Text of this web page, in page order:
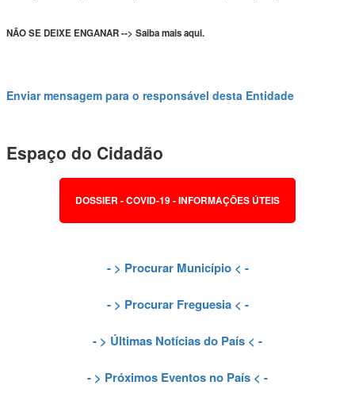
NÃO SE DEIXE ENGANAR --> Saiba mais aqui.
Enviar mensagem para o responsável desta Entidade
Espaço do Cidadão
DOSSIER - COVID-19 - INFORMAÇÕES ÚTEIS
- > Procurar Município< -
- > Procurar Freguesia< -
- > Últimas Notícias do País < -
- > Próximos Eventos no País < -